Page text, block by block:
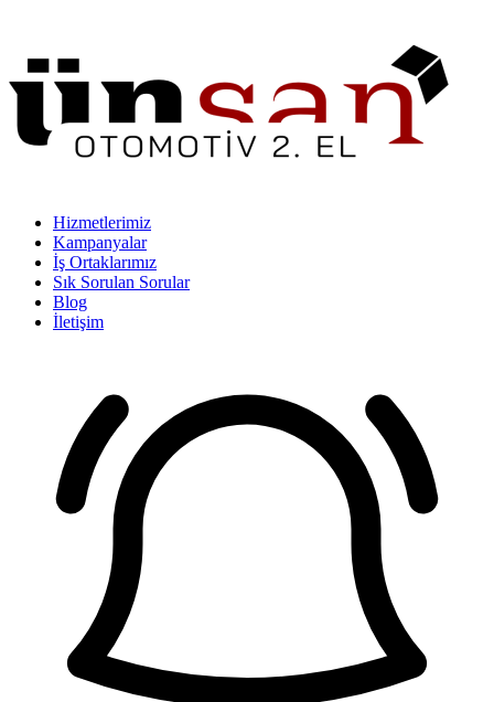
Hizmetlerimiz
Kampanyalar
İş Ortaklarımız
Sık Sorulan Sorular
Blog
İletişim